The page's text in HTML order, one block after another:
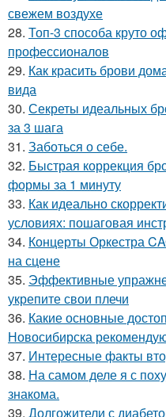
свежем воздухе
28. Топ-3 способа круто
профессионалов
29. Как красить брови
вида
30. Секреты идеальных
за 3 шага
31. Заботься о себе.
32. Быстрая коррекция
формы за 1 минуту
33. Как идеально
условиях: пошаговая
34. Концерты Оркестра
на сцене
35. Эффективные
укрепите свои плечи
36. Какие основные
Новосибирска
37. Интересные факты
38. На самом деле я с
знакома.
39. Долгожители с